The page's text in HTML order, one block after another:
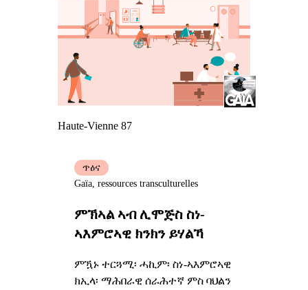
Haute-Vienne 87
ምኽኣል ኣብ ሊሞጅስ ስነ-
ኣእምሮኣዊ ክንክን ይሃልኻ
ምዃኑ ተርጓሚ፡ ሓኪም፡ ስነ-ኣእምሮኣዊ
ክኢላ፡ ማሕበራዊ ሰራሕተኛ ምስ ባህልን
ጥዕና
Gaïa, ressources transculturelles